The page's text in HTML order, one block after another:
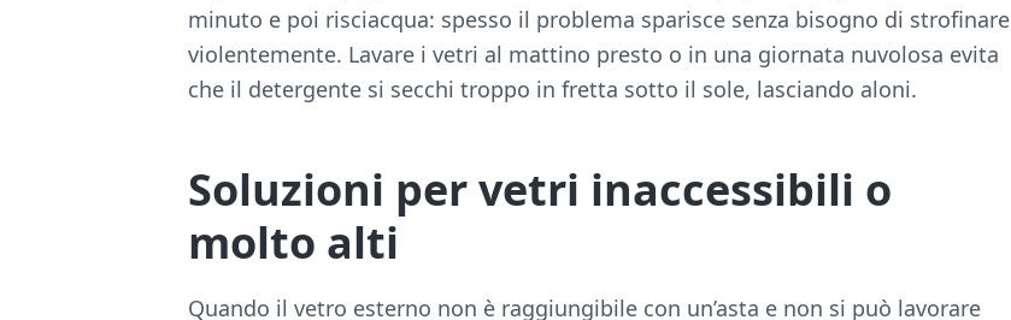
minuto e poi risciacqua: spesso il problema sparisce senza bisogno di strofinare
violentemente. Lavare i vetri al mattino presto o in una giornata nuvolosa evita
che il detergente si secchi troppo in fretta sotto il sole, lasciando aloni.
Soluzioni per vetri inaccessibili o
molto alti
Quando il vetro esterno non è raggiungibile con un’asta e non si può lavorare